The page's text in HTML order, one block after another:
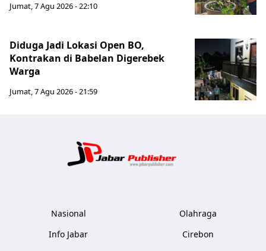
Jumat, 7 Agu 2026 - 22:10
Diduga Jadi Lokasi Open BO,
Kontrakan di Babelan Digerebek
Warga
Jumat, 7 Agu 2026 - 21:59
Nasional
Info Jabar
Olahraga
Cirebon